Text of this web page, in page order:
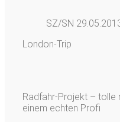
SZ/SN
London-Trip
Radfahr-Projekt – tolle
einem echten Profi